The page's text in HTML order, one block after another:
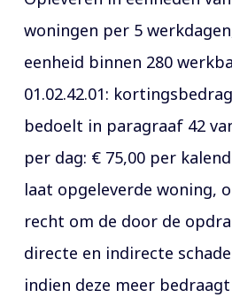
woningen per 5
eenheid binnen 280
01.02.42.01:
bedoelt in paragraaf 42
per dag: € 75,00 per
laat opgeleverde woning,
recht om de door de
directe en indirecte
indien deze meer